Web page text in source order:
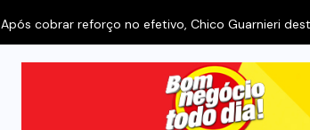
Após cobrar reforço no efetivo, Chico Guarnieri